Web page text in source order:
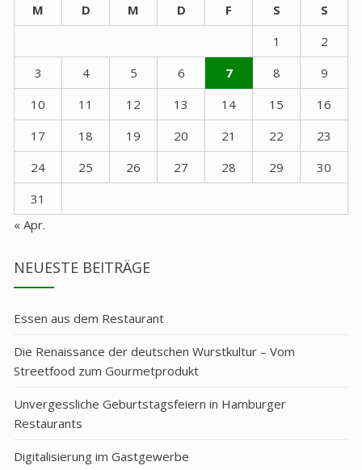
M D M D F S
S
1
2
3
4 5 6 7 8
9
10
11 12 13 14 15
16
17
18 19 20 21 22
23
24
25 26 27 28 29
30
31
« Apr.
NEUESTE BEITRÄGE
Essen aus dem Restaurant
Die Renaissance der deutschen Wurstkultur – Vom
Streetfood zum Gourmetprodukt
Unvergessliche Geburtstagsfeiern in Hamburger
Restaurants
Digitalisierung im Gastgewerbe